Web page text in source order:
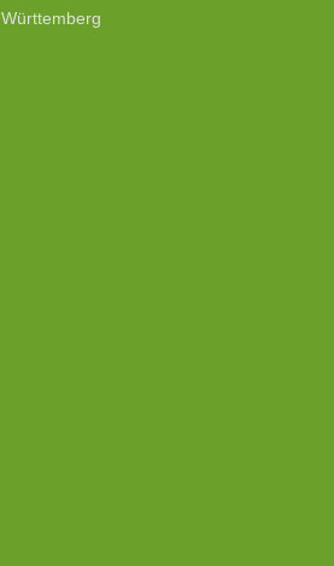
Württemberg